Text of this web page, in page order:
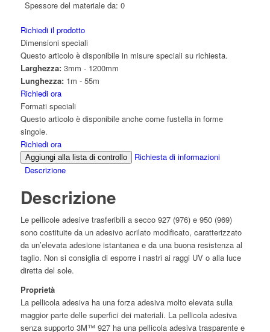
Spessore del materiale da: 0
Richiedi il prodotto
Dimensioni speciali
Questo articolo è disponibile in misure speciali su richiesta.
Larghezza:3mm - 1200mm
Lunghezza:1m - 55m
Richiedi ora
Formati speciali
Questo articolo è disponibile anche come fustella in forme
singole.
Richiedi ora
Aggiungi alla lista di controllo
Richiesta di informazioni
Descrizione
Descrizione
Le pellicole adesive trasferibili a secco 927 (976) e 950 (969)
sono costituite da un adesivo acrilato modificato, caratterizzato
da un’elevata adesione istantanea e da una buona resistenza al
taglio. Non si consiglia di esporre i nastri ai raggi UV o alla luce
diretta del sole.
Proprietà
La pellicola adesiva ha una forza adesiva molto elevata sulla
maggior parte delle superfici dei materiali. La pellicola adesiva
senza supporto 3M™ 927 ha una pellicola adesiva trasparente e